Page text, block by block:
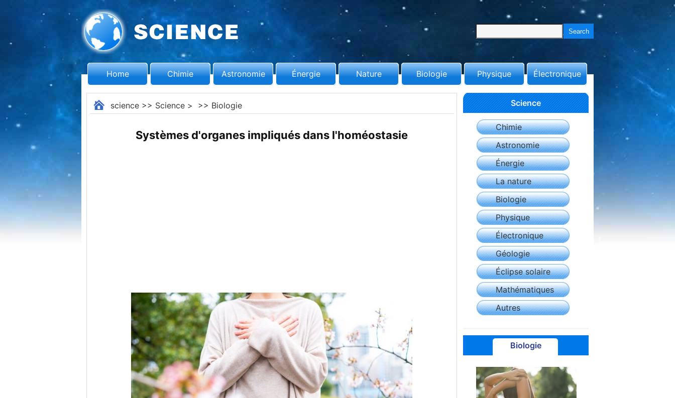
Home Chimie Astronomie Énergie Nature Biologie Physique Électronique
science>> Science> >> Biologie
Systèmes d'organes impliqués dans l'homéostasie
Science
Chimie
Astronomie
Énergie
La nature
Biologie
Physique
Électronique
Géologie
Éclipse solaire
Mathématiques
Autres
Biologie